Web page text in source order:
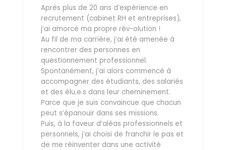
Après plus de 20 ans d’expérience en
recrutement (cabinet RH et entreprises),
j’ai amorcé ma propre rêv-olution !
Au fil de ma carrière, j’ai été amenée à
rencontrer des personnes en
questionnement professionnel.
Spontanément, j’ai alors commencé à
accompagner des étudiants, des salariés
et des élu.e.s dans leur cheminement.
Parce que je suis convaincue que chacun
peut s’épanouir dans ses missions.
Puis, à la faveur d’aléas professionnels et
personnels, j’ai choisi de franchir le pas et
de me réinventer dans une activité